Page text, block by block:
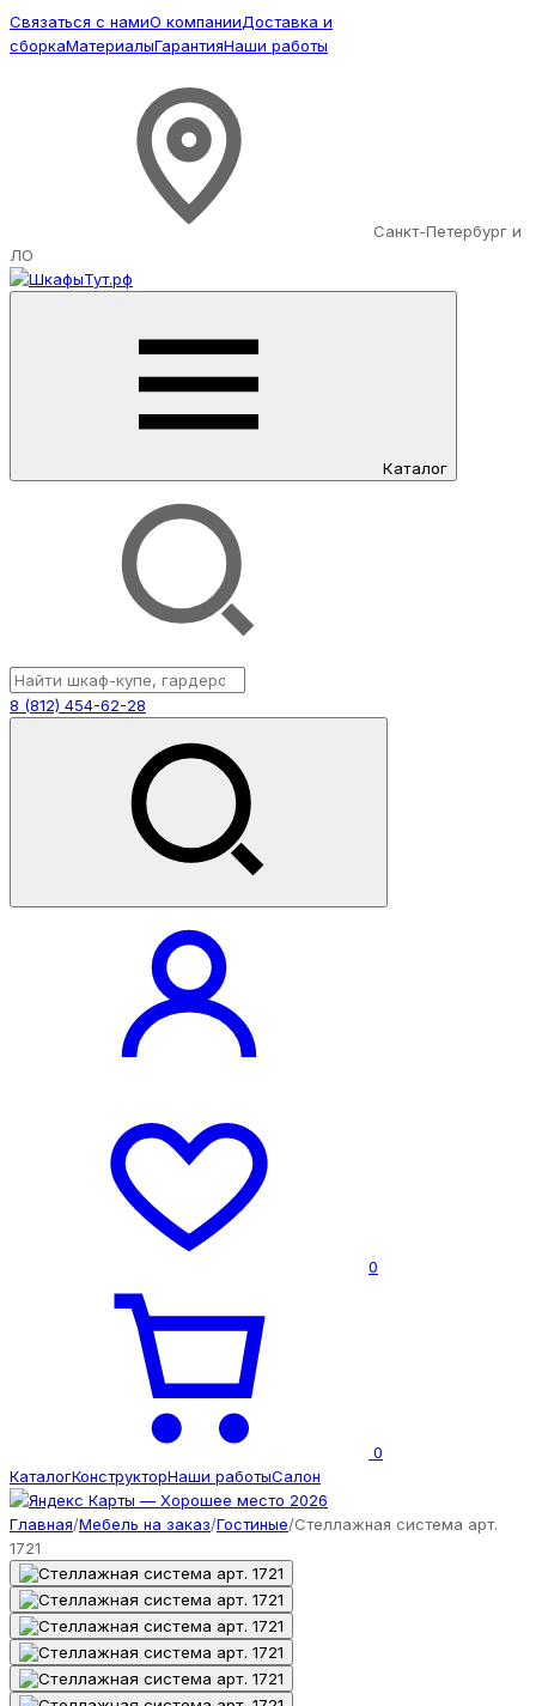
Связаться с намиО компанииДоставка и
сборкаМатериалыГарантияНаши работы
Санкт-Петербург и
ЛО
Каталог
8 (812) 454-62-28
0
0
КаталогКонструкторНаши работыСалон
Главная/Мебель на заказ/Гостиные/Стеллажная система арт.
1721